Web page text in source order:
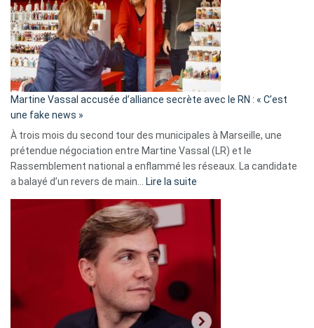
Algérie
Martine Vassal accusée d’alliance secrète avec le RN : « C’est
une fake news »
À trois mois du second tour des municipales à Marseille, une
prétendue négociation entre Martine Vassal (LR) et le
Rassemblement national a enflammé les réseaux. La candidate
a balayé d’un revers de main… Lire la suite
Martine
Vassal
d’alliance
secrète